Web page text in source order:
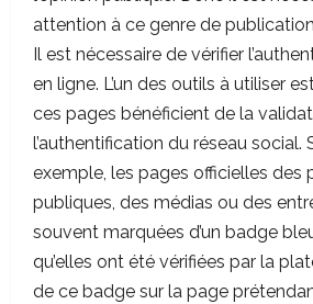
attention à ce genre de
Il est nécessaire de vérifier
en ligne. L’un des outils à utiliser
ces pages bénéficient de la
l’authentification du réseau social.
exemple, les pages officielles des
publiques, des médias ou des
souvent marquées d’un badge
qu’elles ont été vérifiées par la
de ce badge sur la page